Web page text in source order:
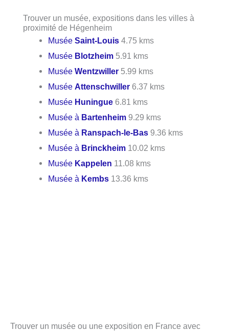
Trouver un musée, expositions dans les villes à
proximité de Hégenheim
MuséeSaint-Louis 4.75 kms
Musée Blotzheim 5.91 kms
MuséeWentzwiller 5.99 kms
MuséeAttenschwiller 6.37 kms
Musée Huningue 6.81 kms
Musée à Bartenheim 9.29 kms
Musée à Ranspach-le-Bas 9.36 kms
Musée à Brinckheim 10.02 kms
Musée Kappelen 11.08 kms
Musée à Kembs 13.36 kms
Trouver un musée ou une exposition en France avec